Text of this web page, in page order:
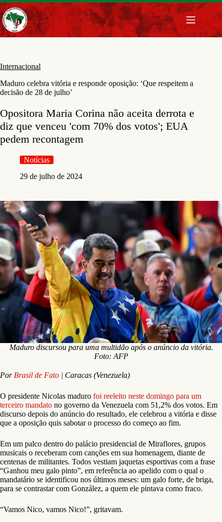
Pular
para
o
conteúdo
Internacional
Maduro celebra vitória e responde oposição: ‘Que respeitem a
decisão de 28 de julho’
Opositora Maria Corina não aceita derrota e
diz que venceu 'com 70% dos votos'; EUA
pedem recontagem
Notícias
29 de julho de 2024
Maduro discursou para uma multidão após o anúncio da vitória.
Foto: AFP
Por Brasil de Fato | Caracas (Venezuela)
O presidente Nicolas maduro foi reeleito neste domingo para um
terceiro mandato no governo da Venezuela com 51,2% dos votos. Em
discurso depois do anúncio do resultado, ele celebrou a vitória e disse
que a oposição quis sabotar o processo do começo ao fim.
Em um palco dentro do palácio presidencial de Miraflores, grupos
musicais o receberam com canções em sua homenagem, diante de
centenas de militantes. Todos vestiam jaquetas esportivas com a frase
“Ganhou meu galo pinto”, em referência ao apelido com o qual o
mandatário se identificou nos últimos meses: um galo forte, de briga,
para se contrastar com González, a quem ele pintava como fraco.
“Vamos Nico, vamos Nico!”, gritavam.